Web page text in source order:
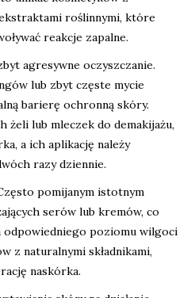
roślinnymi, które
reakcje zapalne.
agresywne oczyszczanie.
lub zbyt częste mycie
barierę ochronną skóry.
żeli lub mleczek do demakijażu,
a ich aplikację należy
razy dziennie.
pomijanym istotnym
serów lub kremów, co
odpowiedniego poziomu wilgoci
z naturalnymi składnikami,
naskórka.